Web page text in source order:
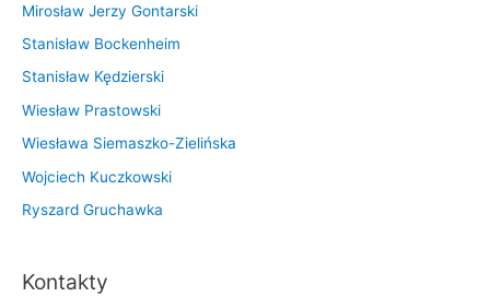
Mirosław Jerzy Gontarski
Stanisław Bockenheim
Stanisław Kędzierski
Wiesław Prastowski
Wiesława Siemaszko-Zielińska
Wojciech Kuczkowski
Ryszard Gruchawka
Kontakty